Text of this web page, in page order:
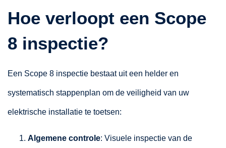
Hoe verloopt een Scope
8 inspectie?
Een Scope 8 inspectie bestaat uit een helder en
systematisch stappenplan om de veiligheid van uw
elektrische installatie te toetsen:
Algemene controle: Visuele inspectie van de